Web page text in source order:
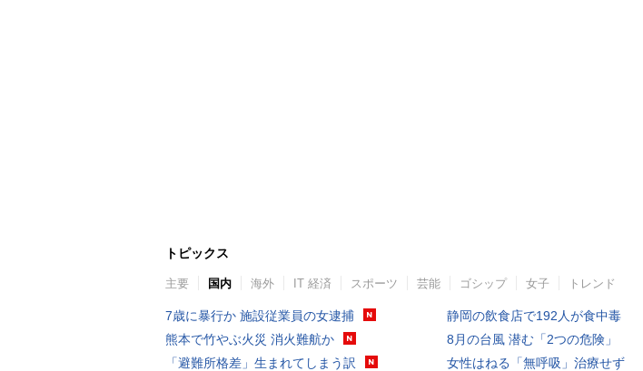
トピックス
主要 国内 海外 IT 経済 スポーツ 芸能 ゴシップ 女子 トレンド
7歳に暴行か 施設従業員の女逮捕
熊本で竹やぶ火災 消火難航か
「避難所格差」生まれてしまう訳
静岡の飲食店で192人が食中毒
8月の台風 潜む「2つの危険」
女性はねる「無呼吸」治療せず